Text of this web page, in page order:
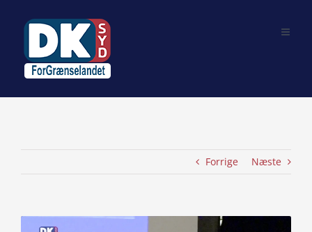
Forrige Næste
View